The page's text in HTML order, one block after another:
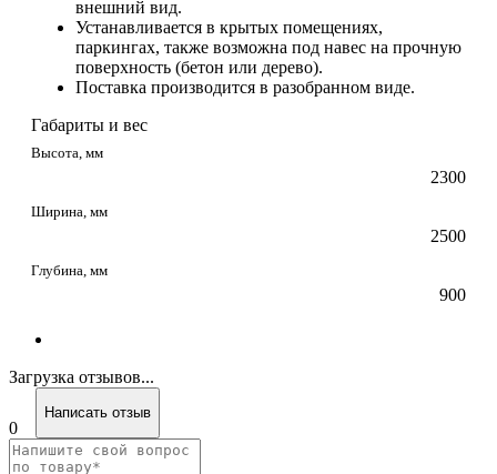
внешний вид.
Устанавливается в крытых помещениях,
паркингах, также возможна под навес на прочную
поверхность (бетон или дерево).
Поставка производится в разобранном виде.
Габариты и вес
Высота, мм
2300
Ширина, мм
2500
Глубина, мм
900
Загрузка отзывов...
0
Написать отзыв